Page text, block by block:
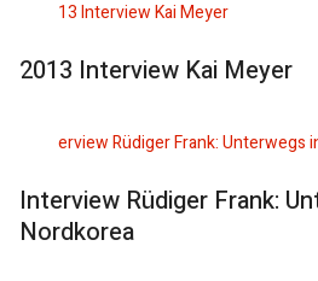
2013 Interview Kai Meyer
Interview Rüdiger Frank:
Nordkorea